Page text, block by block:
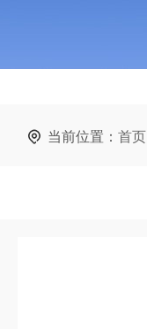
当前位置： 首页